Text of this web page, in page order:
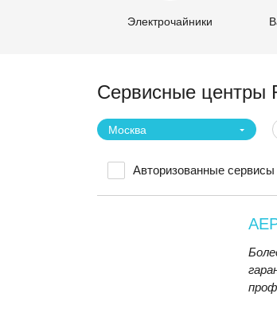
Электрочайники
Сервисные центры
Москва
Авторизованные